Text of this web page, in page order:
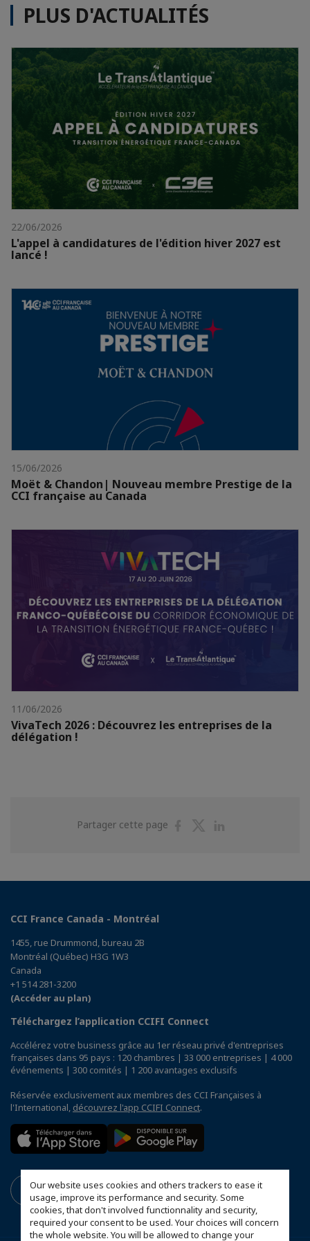
Our website uses cookies and others trackers to ease it
usage, improve its performance and security. Some
cookies, that don't involved functionnality and security,
required your consent to be used. Your choices will concern
the whole website. You will be allowed to change your
PLUS D'ACTUALITÉS
22/06/2026
L'appel à candidatures de l'édition hiver 2027 est
lancé !
15/06/2026
Moët & Chandon| Nouveau membre Prestige de la
CCI française au Canada
11/06/2026
VivaTech 2026 : Découvrez les entreprises de la
délégation !
Partager cette page
PartagerPartager
CCI France Canada - Montréal
1455, rue Drummond, bureau 2B
Montréal (Québec) H3G 1W3
Canada
+1 514 281-3200
(Accéder au plan)
Téléchargez l’application CCIFI Connect
Accélérez votre business grâce au 1er réseau privé d'entreprises
françaises dans 95 pays : 120 chambres | 33 000 entreprises | 4 000
événements | 300 comités | 1 200 avantages exclusifs
Réservée exclusivement aux membres des CCI Françaises à
l'International, découvrez l'app CCIFI Connect.